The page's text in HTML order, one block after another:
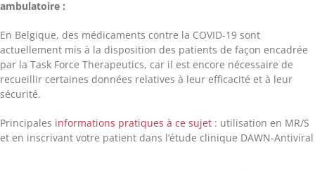
ambulatoire :
En Belgique, des médicaments contre la COVID-19 sont
actuellement mis à la disposition des patients de façon encadrée
par la Task Force Therapeutics, car il est encore nécessaire de
recueillir certaines données relatives à leur efficacité et à leur
sécurité.
Principales informations pratiques à ce sujet: utilisation en MR/S
et en inscrivant votre patient dans l’étude clinique DAWN-Antiviral